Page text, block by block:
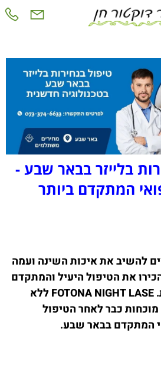
בלייזר בבאר שבע -
המתקדם ביותר
להשיב את איכות השינה ועמה
את הטיפול היעיל והמתקדם
ביותר לטיפול בנחירות. FOTONA NIGHT LASE ללא
כבר לאחר הטיפול
המתקדם בבאר שבע.